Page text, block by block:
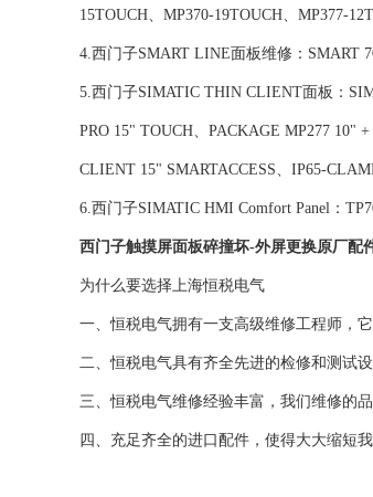
15TOUCH、MP370-19TOUCH、MP377-
4.西门子SMART LINE面板维修：SMART
5.西门子SIMATIC THIN CLIENT面板：
PRO 15" TOUCH、PACKAGE MP277 10"
CLIENT 15" SMARTACCESS、IP65-
6.西门子SIMATIC HMI Comfort Panel：
西门子触摸屏面板碎撞坏-外屏更换原厂配
为什么要选择上海恒税电气
一、恒税电气拥有一支高级维修工程师，
二、恒税电气具有齐全先进的检修和测试
三、恒税电气维修经验丰富，我们维修的
四、充足齐全的进口配件，使得大大缩短